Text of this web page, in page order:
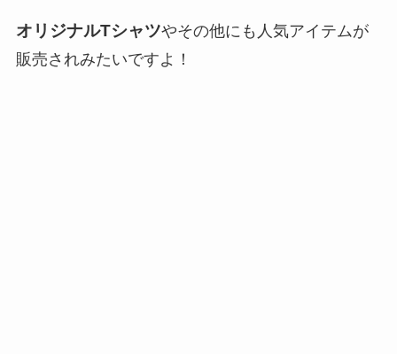
オリジナルTシャツやその他にも人気アイテムが
販売されみたいですよ！